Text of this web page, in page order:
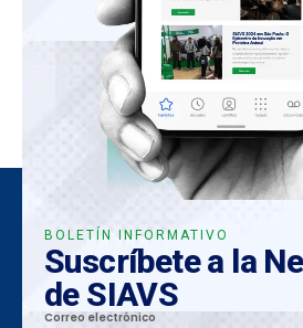
BOLETÍN INFORMATIVO
Suscríbete a la
de SIAVS
Correo electrónico